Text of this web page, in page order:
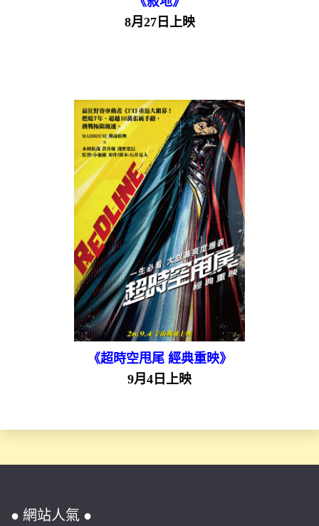
8月27日上映
《超時空甩尾 經典重映》
9月4日上映
● 網站人氣 ●